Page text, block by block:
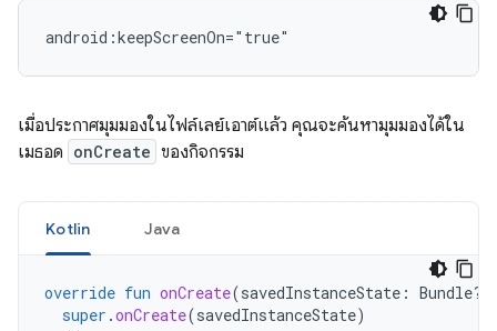
เมื่อประกาศมุมมองในไฟล์เลย์เอาต์แล้ว คุณจะค้นหามุมมองได้ใน
เมธอด onCreate ของกิจกรรม
Kotlin Java
override fun onCreate(savedInstanceState : Bundle?)
super .onCreate(savedInstanceState)